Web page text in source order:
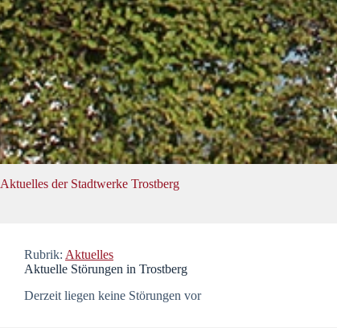
Aktuelles der Stadtwerke Trostberg
Rubrik: Aktuelles
Aktuelle Störungen in Trostberg
Derzeit liegen keine Störungen vor